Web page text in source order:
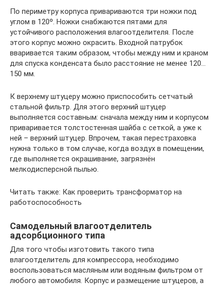
По периметру корпуса привариваются три ножки под
углом в 120º. Ножки снабжаются пятами для
устойчивого расположения влагоотделителя. После
этого корпус можно окрасить. Входной патрубок
вваривается таким образом, чтобы между ним и краном
для спуска конденсата было расстояние не менее 120…
150 мм.
К верхнему штуцеру можно приспособить сетчатый
стальной фильтр. Для этого верхний штуцер
выполняется составным: сначала между ним и корпусом
приваривается толстостенная шайба с сеткой, а уже к
ней – верхний штуцер. Впрочем, такая перестраховка
нужна только в том случае, когда воздух в помещении,
где выполняется окрашивание, загрязнён
мелкодисперсной пылью.
Читать также: Как проверить трансформатор на
работоспособность
Самодельный влагоотделитель
адсорбционного типа
Для того чтобы изготовить такого типа
влагоотделитель для компрессора, необходимо
воспользоваться масляным или водяным фильтром от
любого автомобиля. Корпус и размещение штуцеров, а